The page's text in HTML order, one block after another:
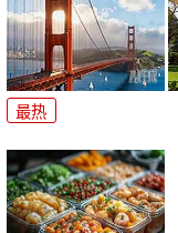
最热